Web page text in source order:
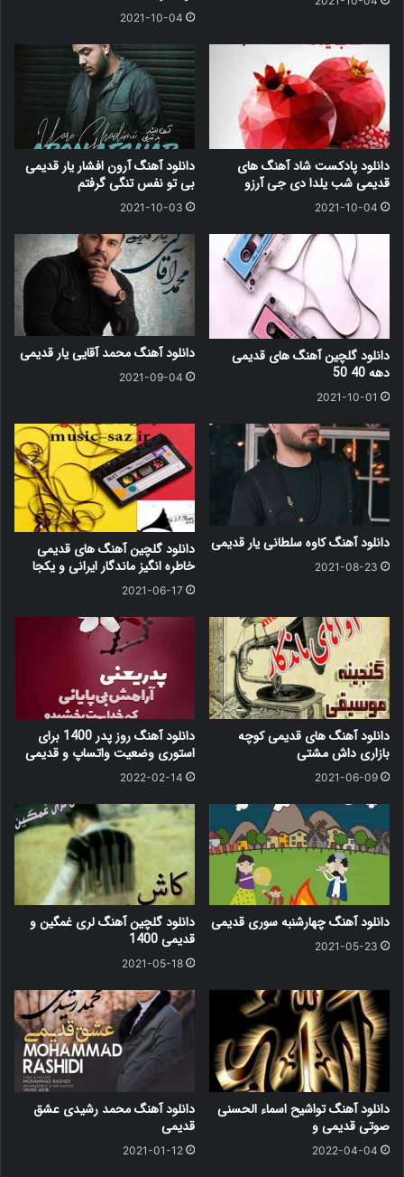
2021-10-04
دانلود پادکست شاد آهنگ های
قدیمی شب یلدا دی جی آرزو
2021-10-04
دانلود آهنگ آرون افشار یار قدیمی
بی تو نفس تنگی گرفتم
2021-10-03
دانلود گلچین آهنگ های قدیمی
دهه 40 50
2021-10-01
دانلود آهنگ محمد آقایی یار قدیمی
2021-09-04
دانلود آهنگ کاوه سلطانی یار قدیمی
2021-08-23
دانلود گلچین آهنگ های قدیمی
خاطره انگیز ماندگار ایرانی و یکجا
2021-06-17
دانلود آهنگ های قدیمی کوچه
بازاری داش مشتی
2021-06-09
دانلود آهنگ روز پدر 1400 برای
استوری وضعیت واتساپ و قدیمی
2022-02-14
دانلود آهنگ چهارشنبه سوری قدیمی
2021-05-23
دانلود گلچین آهنگ لری غمگین و
قدیمی 1400
2021-05-18
دانلود آهنگ تواشیح اسماء الحسنی
صوتی قدیمی و
2022-04-04
دانلود آهنگ محمد رشیدی عشق
قدیمی
2021-01-12